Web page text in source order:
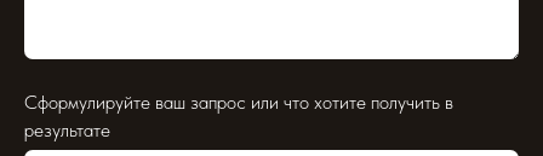
Сформулируйте ваш запрос или что хотите получить в
результате